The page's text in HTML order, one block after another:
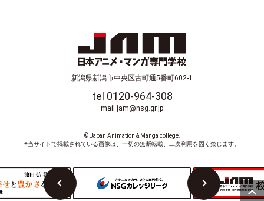
新潟県新潟市中央区古町通5番町602-1
tel 0120-964-308
mail jam@nsg.gr.jp
© Japan Animation & Manga college.
※当サイトで掲載されている画像は、一切の無断転載、二次利用を固く禁じます。